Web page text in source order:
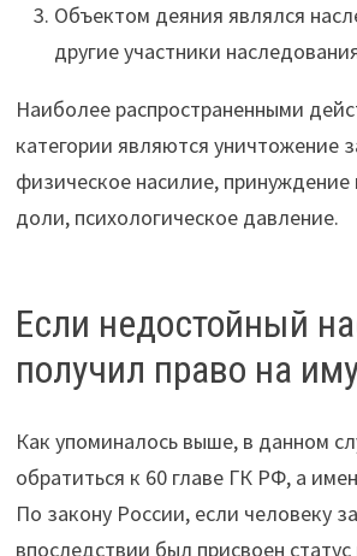
Объектом деяния являлся
другие участники
Наиболее распространенными
категории являются уничтожение
физическое насилие, принуждение
доли, психологическое давление.
Если недостойный
получил право на
Как упоминалось выше, в данном
обратиться к 60 главе ГК РФ, а
По закону России, если человеку
впоследствии был присвоен